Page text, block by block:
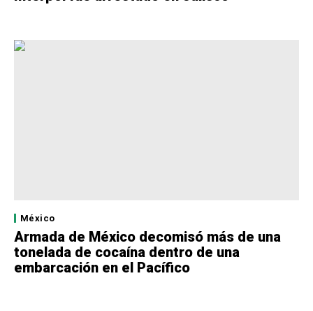
México
Armada de México decomisó más de una
tonelada de cocaína dentro de una
embarcación en el Pacífico